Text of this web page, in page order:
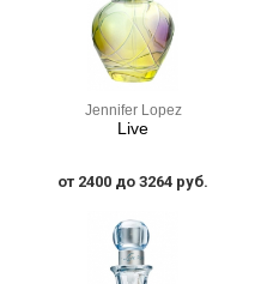
Jennifer Lopez
Live
от 2400 до 3264 руб.